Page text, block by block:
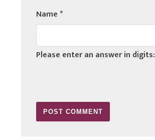
Name*
Please enter an answer in digits: